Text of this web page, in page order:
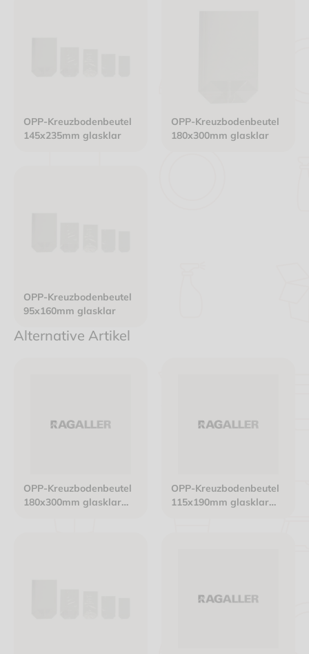
OPP-Kreuzbodenbeutel
145x235mm glasklar
OPP-Kreuzbodenbeutel
180x300mm glasklar
OPP-Kreuzbodenbeutel
95x160mm glasklar
Alternative Artikel
OPP-Kreuzbodenbeutel
180x300mm glasklar
OPP-Kreuzbodenbeutel
115x190mm glasklar